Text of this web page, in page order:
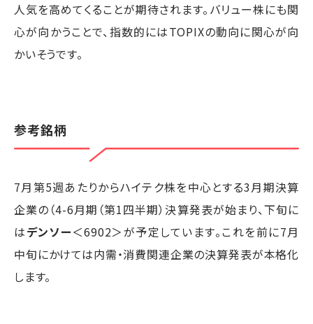
人気を高めてくることが期待されます。バリュー株にも関
心が向かうことで、指数的にはTOPIXの動向に関心が向
かいそうです。
参考銘柄
7月第5週あたりからハイテク株を中心とする3月期決算
企業の（4-6月期（第1四半期）決算発表が始まり、下旬に
はデンソー＜6902＞が予定しています。これを前に7月
中旬にかけては内需・消費関連企業の決算発表が本格化
します。